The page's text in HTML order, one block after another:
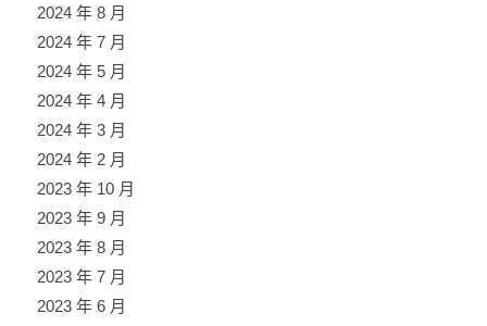
2024 年 8 月
2024 年 7 月
2024 年 5 月
2024 年 4 月
2024 年 3 月
2024 年 2 月
2023 年 10 月
2023 年 9 月
2023 年 8 月
2023 年 7 月
2023 年 6 月